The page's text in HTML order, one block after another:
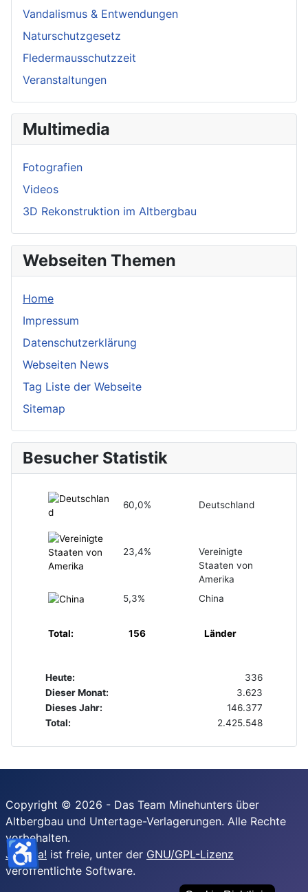
Vandalismus & Entwendungen
Naturschutzgesetz
Fledermausschutzzeit
Veranstaltungen
Multimedia
Fotografien
Videos
3D Rekonstruktion im Altbergbau
Webseiten Themen
Home
Impressum
Datenschutzerklärung
Webseiten News
Tag Liste der Webseite
Sitemap
Besucher Statistik
60,0% Deutschland
23,4%
Vereinigte
Staaten von
Amerika
5,3%
China
Total: 156 Länder
Heute:
336
Dieser Monat:
3.623
Dieses Jahr:
146.377
Total:
2.425.548
Copyright © 2026 - Das Team Minehunters über
Altbergbau und Untertage-Verlagerungen. Alle Rechte
vorbehalten.
Joomla! ist freie, unter der GNU/GPL-Lizenz
veröffentlichte Software.